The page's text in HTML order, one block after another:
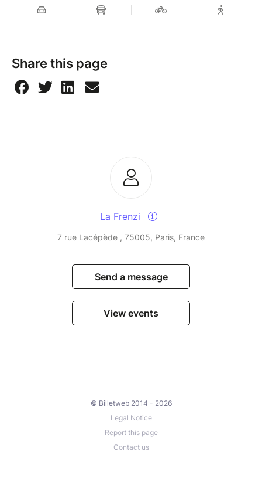
Share this page
La Frenzi
7 rue Lacépède , 75005, Paris, France
Send a message
View events
© Billetweb 2014 - 2026
Legal Notice
Report this page
Contact us